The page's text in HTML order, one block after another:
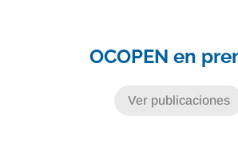
OCOPEN en
Ver publicaciones